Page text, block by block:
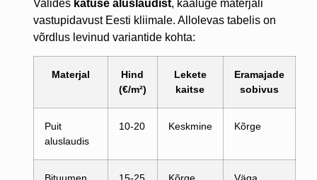
Valides katuse aluslaudist, kaaluge materjali
vastupidavust Eesti kliimale. Allolevas tabelis on
võrdlus levinud variantide kohta:
Materjal
Hind
(€/m²)
Lekete
kaitse
Eramajade
sobivus
Puit
aluslaudis
10-20 Keskmine Kõrge